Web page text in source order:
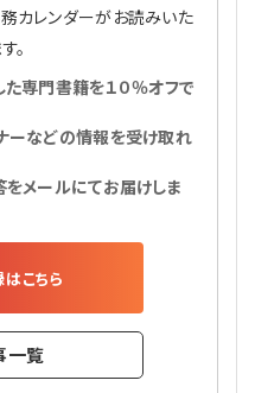
カレンダーがお読みいた
。
専門書籍を１０％オフで
ーなどの情報を受け取れ
メールにてお届けしま
こちら
一覧